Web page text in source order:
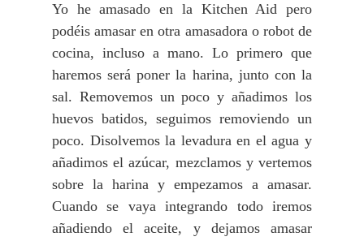
Yo he amasado en la Kitchen Aid pero
podéis amasar en otra amasadora o robot de
cocina, incluso a mano. Lo primero que
haremos será poner la harina, junto con la
sal. Removemos un poco y añadimos los
huevos batidos, seguimos removiendo un
poco. Disolvemos la levadura en el agua y
añadimos el azúcar, mezclamos y vertemos
sobre la harina y empezamos a amasar.
Cuando se vaya integrando todo iremos
añadiendo el aceite, y dejamos amasar